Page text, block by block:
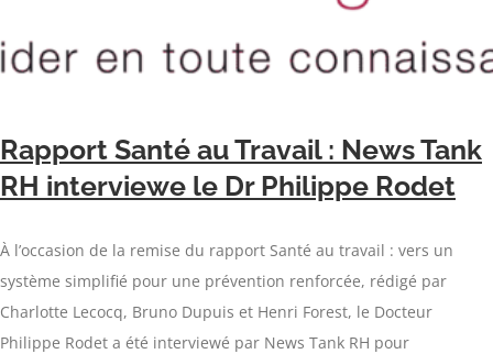
Rapport Santé au Travail : News Tank
RH interviewe le Dr Philippe Rodet
À l’occasion de la remise du rapport Santé au travail : vers un
système simplifié pour une prévention renforcée, rédigé par
Charlotte Lecocq, Bruno Dupuis et Henri Forest, le Docteur
Philippe Rodet a été interviewé par News Tank RH pour